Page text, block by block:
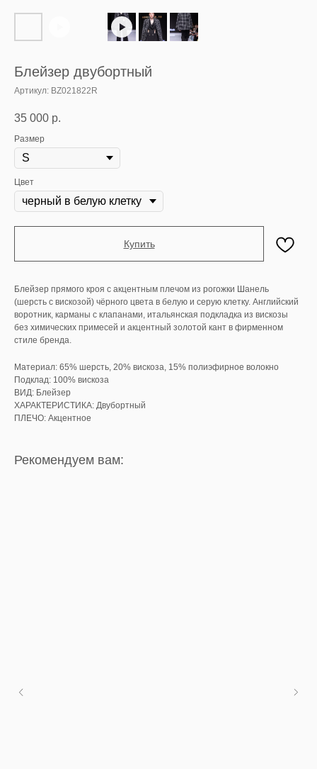
Блейзер двубортный
Артикул: BZ021822R
35 000 р.
Размер
Цвет
Купить
Блейзер прямого кроя с акцентным плечом из рогожки Шанель
(шерсть с вискозой) чёрного цвета в белую и серую клетку. Английский
воротник, карманы с клапанами, итальянская подкладка из вискозы
без химических примесей и акцентный золотой кант в фирменном
стиле бренда.
Материал: 65% шерсть, 20% вискоза, 15% полиэфирное волокно
Подклад: 100% вискоза
ВИД: Блейзер
ХАРАКТЕРИСТИКА: Двубортный
ПЛЕЧО: Акцентное
Рекомендуем вам: